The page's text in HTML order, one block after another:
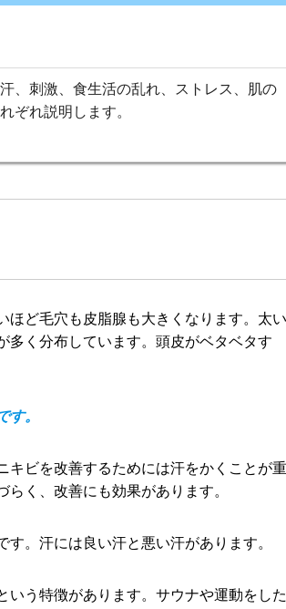
、刺激、食生活の乱れ、ストレス、肌の
ぞれ説明します。
ほど毛穴も皮脂腺も大きくなります。太い
多く分布しています。頭皮がベタベタす
。
キビを改善するためには汗をかくことが重
く、改善にも効果があります。
。汗には良い汗と悪い汗があります。
いう特徴があります。サウナや運動をした